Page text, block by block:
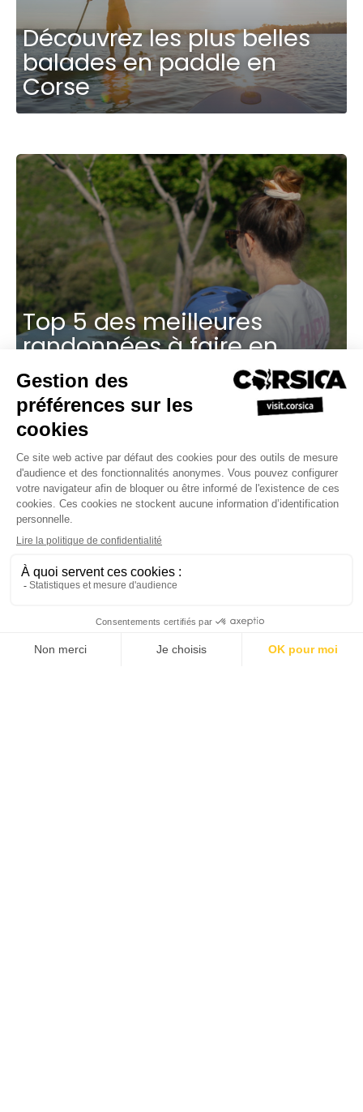
Découvrez les plus belles
balades en paddle en
Corse
Top 5 des meilleures
randonnées à faire en
famille en Corse
Sortie pêche en mer en
expérience insolite aux
côtés d’un pêcheur local